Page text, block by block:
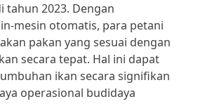
tahun 2023. Dengan
mesin otomatis, para petani
pakan yang sesuai dengan
secara tepat. Hal ini dapat
ikan secara signifikan
operasional budidaya